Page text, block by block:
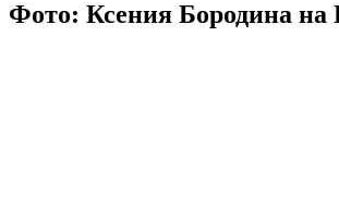
Фото: Ксения Бородина на